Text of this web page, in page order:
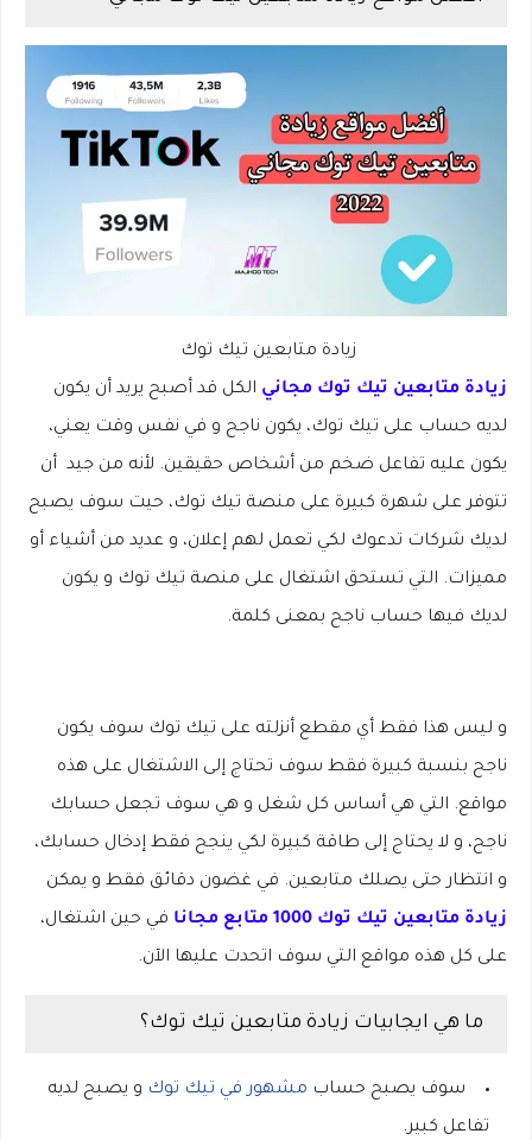
زيادة متابعين تيك توك
زيادة متابعين تيك توك مجاني الكل قد أصبح يريد أن يكون
لديه حساب على تيك توك، يكون ناجح و في نفس وقت يعني،
يكون عليه تفاعل ضخم من أشخاص حقيقين. لأنه من جيد أن
تتوفر على شهرة كبيرة على منصة تيك توك، حيت سوف يصبح
لديك شركات تدعوك لكي تعمل لهم إعلان، و عديد من أشياء أو
مميزات. التي تستحق اشتغال على منصة تيك توك و يكون
لديك فيها حساب ناجح بمعنى كلمة.
و ليس هذا فقط أي مقطع أنزلته على تيك توك سوف يكون
ناجح بنسبة كبيرة فقط سوف تحتاج إلى الاشتغال على هذه
مواقع. التي هي أساس كل شغل و هي سوف تجعل حسابك
ناجح، و لا يحتاج إلى طاقة كبيرة لكي ينجح فقط إدخال حسابك،
و انتظار حتى يصلك متابعين. في غضون دقائق فقط و يمكن
زيادة متابعين تيك توك 1000 متابع مجانا
في حين اشتغال،
على كل هذه مواقع التي سوف اتحدت عليها الآن.
ما هي ايجابيات زيادة متابعين تيك توك؟
سوف يصبح حساب مشهور في تيك توك و يصبح لديه
تفاعل كبير.